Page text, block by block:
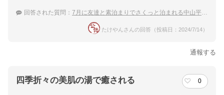
回答された質問： 7月に友達と素泊まりでさくっと泊まれる中山平温泉の宿
たけやんさんの回答（投稿日：2024/7/14）
通報する
四季折々の美肌の湯で癒される 0